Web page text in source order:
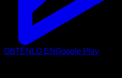
OBTÉNLO ENGoogle Play